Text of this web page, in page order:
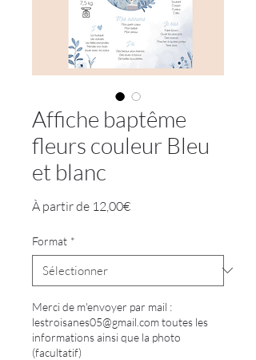
Affiche baptême
fleurs couleur Bleu
et blanc
À partir de 12,00€Prix
Format *
Merci de m'envoyer par mail :
lestroisanes05@gmail.com toutes les
informations ainsi que la photo
(facultatif)